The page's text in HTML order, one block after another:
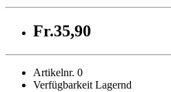
Fr.35,90
Artikelnr. 0
Verfügbarkeit Lagernd